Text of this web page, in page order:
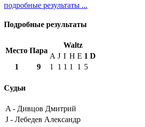
подробные результаты ...
Подробные результаты
Место Пара
Waltz
A J I H E 1 D
1
9 1 1 1 1 1 5
Судьи
A - Дивцов Дмитрий
J - Лебедев Александр